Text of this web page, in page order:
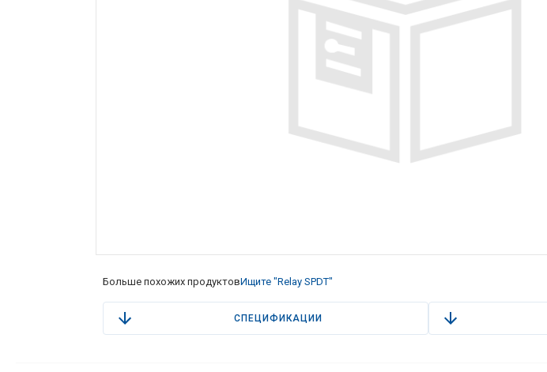
Больше похожих продуктовИщите "Relay SPDT"
СПЕЦИФИКАЦИИ